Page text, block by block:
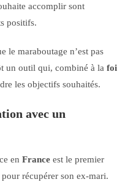
accomplir sont
positifs.
le maraboutage n’est pas
un outil qui, combiné à lafoi
les objectifs souhaités.
avec un
enFrance est le premier
pour récupérer son ex-mari.